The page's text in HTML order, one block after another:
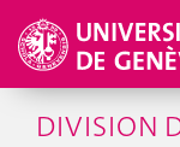
DIVISION